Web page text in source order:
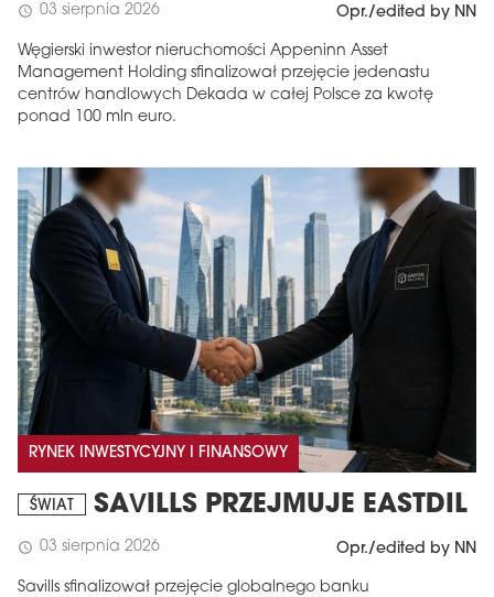
schedule 03 sierpnia 2026 Opr./edited by NN
Węgierski inwestor nieruchomości Appeninn Asset
Management Holding sfinalizował przejęcie jedenastu
centrów handlowych Dekada w całej Polsce za kwotę
ponad 100 mln euro.
RYNEK INWESTYCYJNY I FINANSOWY
ŚWIAT SAVILLS PRZEJMUJE EASTDIL
schedule 03 sierpnia 2026 Opr./edited by NN
Savills sfinalizował przejęcie globalnego banku